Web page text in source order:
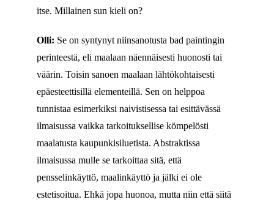
itse. Millainen sun kieli on?
Olli: Se on syntynyt niinsanotusta bad paintingin
perinteestä, eli maalaan näennäisesti huonosti tai
väärin. Toisin sanoen maalaan lähtökohtaisesti
epäesteettisillä elementeillä. Sen on helppoa
tunnistaa esimerkiksi naivistisessa tai esittävässä
ilmaisussa vaikka tarkoituksellise kömpelösti
maalatusta kaupunkisiluetista. Abstraktissa
ilmaisussa mulle se tarkoittaa sitä, että
pensselinkäyttö, maalinkäyttö ja jälki ei ole
estetisoitua. Ehkä jopa huonoa, mutta niin että siitä